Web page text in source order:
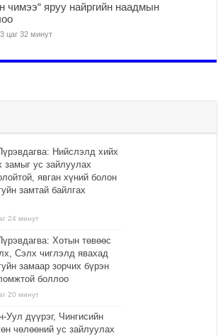
чимээ“ яруу найргийн наадмын
цаг 32 минут
Нийслэлд хийх
замыг ус зайлуулах
явган хүний болон
замтай байлгах
24 минут
Хотын төвөөс
Сэлх чиглэлд явахад
замаар зорчих бүрэн
боллоо
20 минут
Уул дүүрэг, Чингисийн
чөлөөний ус зайлуулах